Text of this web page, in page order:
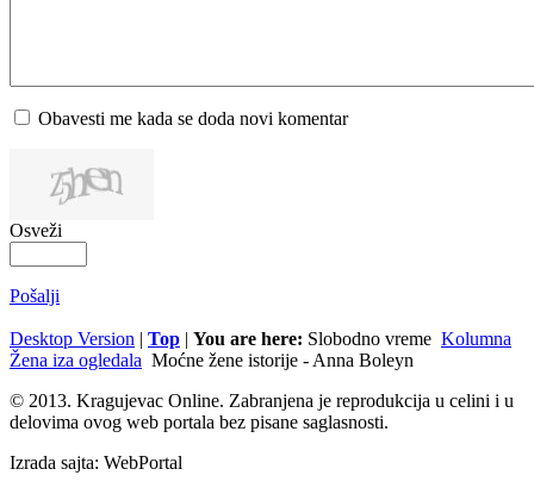
Obavesti me kada se doda novi komentar
Osveži
Pošalji
Desktop Version | Top | You are here: Slobodno vreme Kolumna
Žena iza ogledala Moćne žene istorije - Anna Boleyn
© 2013. Kragujevac Online. Zabranjena je reprodukcija u celini i u
delovima ovog web portala bez pisane saglasnosti.
Izrada sajta: WebPortal